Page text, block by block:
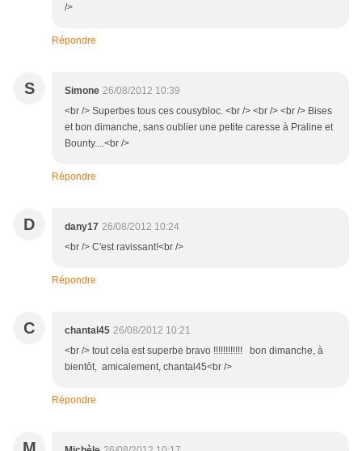
/>
Répondre
S Simone 26/08/2012 10:39
<br /> Superbes tous ces cousybloc. <br /> <br /> <br /> Bises
et bon dimanche, sans oublier une petite caresse à Praline et
Bounty....<br />
Répondre
D dany17 26/08/2012 10:24
<br /> C'est ravissant!<br />
Répondre
C chantal45 26/08/2012 10:21
<br /> tout cela est superbe bravo !!!!!!!!!!!! bon dimanche, à
bientôt, amicalement, chantal45<br />
Répondre